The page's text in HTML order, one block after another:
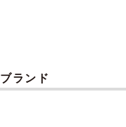
ブランド